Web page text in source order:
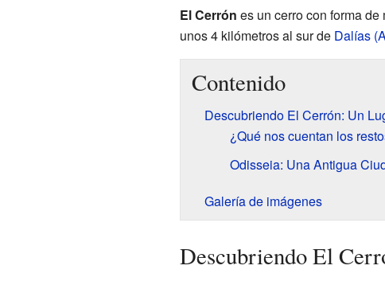
El Cerrón es un cerro con forma
unos 4 kilómetros al sur de Dalías
Contenido
Descubriendo El Cerrón: Un
¿Qué nos cuentan los
Odisseia: Una Antigua
Galería de imágenes
Descubriendo El